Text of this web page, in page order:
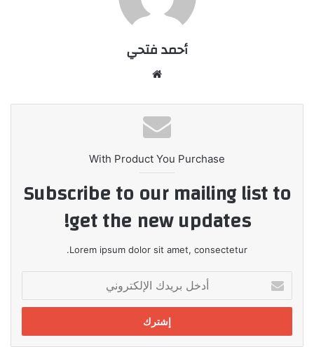
أحمد فتحي
With Product You Purchase
Subscribe to our mailing list to
get the new updates!
Lorem ipsum dolor sit amet, consectetur.
بريدك
الإلكتروني